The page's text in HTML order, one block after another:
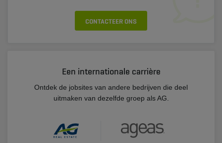
CONTACTEER ONS
Een internationale carrière
Ontdek de jobsites van andere bedrijven die deel
uitmaken van dezelfde groep als AG.